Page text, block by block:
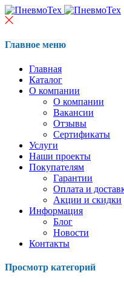
Главное меню
Главная
Каталог
О компании
О компании
Вакансии
Отзывы
Сертификаты
Услуги
Наши проекты
Покупателям
Гарантии
Оплата и
Акции и скидки
Информация
Блог
Новости
Контакты
Просмотр категорий